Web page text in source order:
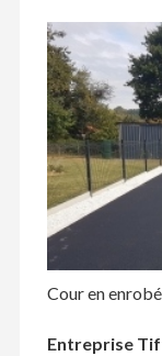
Cour en
Entreprise